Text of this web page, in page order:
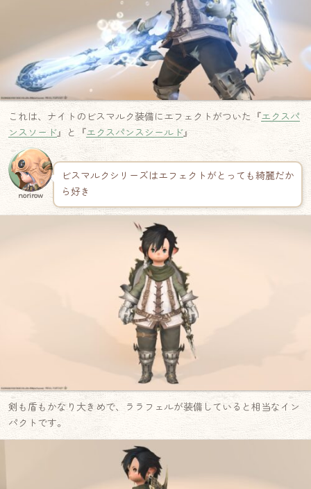
これは、ナイトのビスマルク装備にエフェクトがついた『エクスパ
ンスソード』と『エクスパンスシールド』
norirow
ビスマルクシリーズはエフェクトがとっても綺麗だか
ら好き
剣も盾もかなり大きめで、ララフェルが装備していると相当なイン
パクトです。